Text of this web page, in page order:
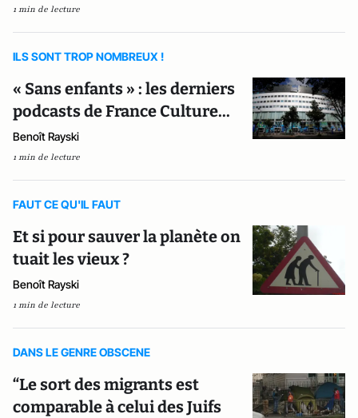
1 min de lecture
ILS SONT TROP NOMBREUX !
« Sans enfants » : les derniers
podcasts de France Culture...
Benoît Rayski
1 min de lecture
FAUT CE QU'IL FAUT
Et si pour sauver la planète on
tuait les vieux ?
Benoît Rayski
1 min de lecture
DANS LE GENRE OBSCENE
“Le sort des migrants est
comparable à celui des Juifs